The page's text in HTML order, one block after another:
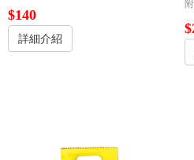
$140
詳細介紹